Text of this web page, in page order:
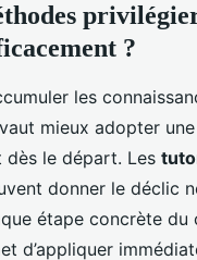
?
les
mieux adopter
le départ. Les
donner le déclic
étape concrète du
d’appliquer